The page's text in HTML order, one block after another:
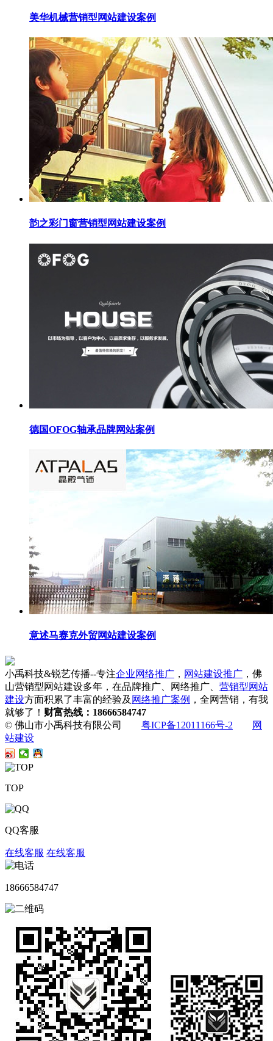
美华机械营销型网站建设案例
韵之彩门窗营销型网站建设案例
德国OFOG轴承品牌网站案例
意述马赛克外贸网站建设案例
小禹科技&锐艺传播--专注企业网络推广 ， 网站建设推广 ，佛
山营销型网站建设多年，在品牌推广、网络推广、 营销型网站
建设方面积累了丰富的经验及 网络推广案例 ，全网营销，有我
就够了！ 财富热线：18666584747
© 佛山市小禹科技有限公司 粤ICP备12011166号-2
网
站建设
TOP
QQ客服
在线客服 在线客服
18666584747